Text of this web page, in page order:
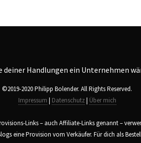
©2019-2020 Philipp Bolender. All Rights Reserved.
Impressum | Datenschutz| Über mich
Links – auch Affiliate-Links genannt –
eine Provision vom Verkäufer. Für dich als